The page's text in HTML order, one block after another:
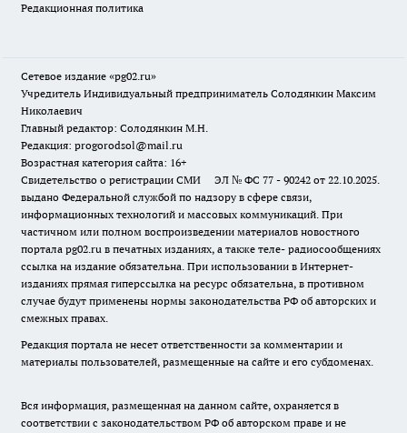
Редакционная политика
Сетевое издание «pg02.ru»
Учредитель Индивидуальный предприниматель Солодянкин Максим
Николаевич
Главный редактор: Солодянкин М.Н.
Редакция: progorodsol@mail.ru
Возрастная категория сайта: 16+
Свидетельство о регистрации СМИ ЭЛ № ФС 77 - 90242 от 22.10.2025.
выдано Федеральной службой по надзору в сфере связи,
информационных технологий и массовых коммуникаций. При
частичном или полном воспроизведении материалов новостного
портала pg02.ru в печатных изданиях, а также теле- радиосообщениях
ссылка на издание обязательна. При использовании в Интернет-
изданиях прямая гиперссылка на ресурс обязательна, в противном
случае будут применены нормы законодательства РФ об авторских и
смежных правах.
Редакция портала не несет ответственности за комментарии и
материалы пользователей, размещенные на сайте и его субдоменах.
Вся информация, размещенная на данном сайте, охраняется в
соответствии с законодательством РФ об авторском праве и не